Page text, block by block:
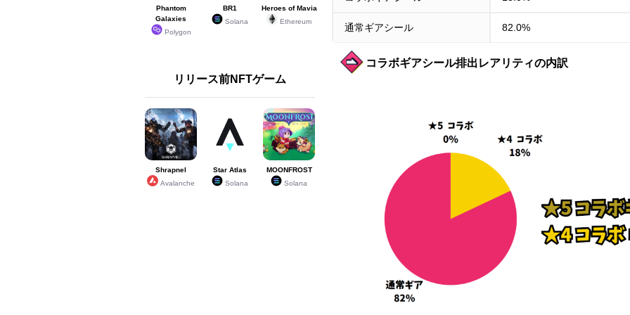
通常ギアシール 82.0%
コラボギアシール排出レアリティの内訳
Phantom
Galaxies
Polygon
BR1
Solana
Heroes of Mavia
Ethereum
リリース前NFTゲーム
Shrapnel
Avalanche
Star Atlas
Solana
MOONFROST
Solana